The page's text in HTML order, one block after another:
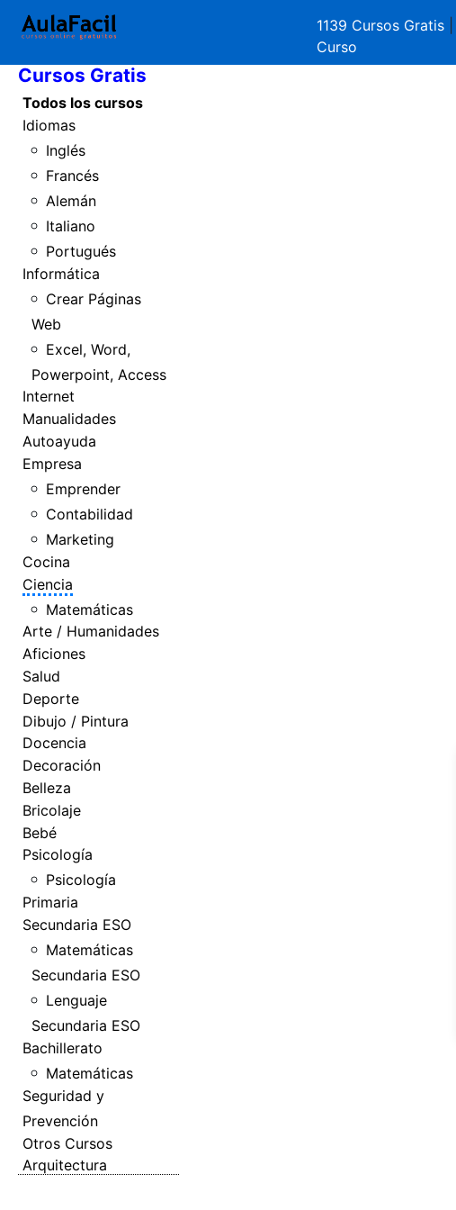
1139 Cursos Gratis
Curso
Inicio
Cursos Gratis
Todos los cursos
Idiomas
Inglés
Francés
Alemán
Italiano
Portugués
Informática
Crear Páginas
Web
Excel, Word,
Powerpoint, Access
Internet
Manualidades
Autoayuda
Empresa
Emprender
Contabilidad
Marketing
Cocina
Ciencia
Matemáticas
Arte / Humanidades
Aficiones
Salud
Deporte
Dibujo / Pintura
Docencia
Decoración
Belleza
Bricolaje
Bebé
Psicología
Psicología
Primaria
Secundaria ESO
Matemáticas
Secundaria ESO
Lenguaje
Secundaria ESO
Bachillerato
Matemáticas
Seguridad y
Prevención
Otros Cursos
Arquitectura